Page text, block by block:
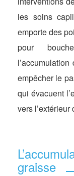
les soins
emporte des
pour
empêcher le
qui évacuent
vers l’extérieur
graisse